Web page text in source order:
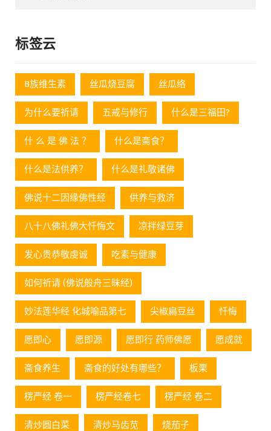
标签云
B族维生素 丝瓜烧豆腐 丝瓜络
为什么要祈请 五戒与修行 什么是三福田?
什 么 是 佛 法 ？ 什么是斋食？
什么是法供养？ 什么是礼敬诸佛
佛说十二因缘佛性经 供养与救济
八十八佛礼佛大忏悔文 凉拌绿豆芽
发心贵恭敬虔诚 吃素与健康
如何祈请 (佛说般舟三昧经)
妙法莲华经 化城喻品第七 尖椒扁豆丝 忏悔
愿即心 愿即源 愿即行 药师佛愿 愿成就
斋食养生 斋食的好处有哪些？ 板栗
楞严经 卷一 楞严经卷七 楞严经 卷二
清炒圆白菜 清炒马齿苋 烧茄子